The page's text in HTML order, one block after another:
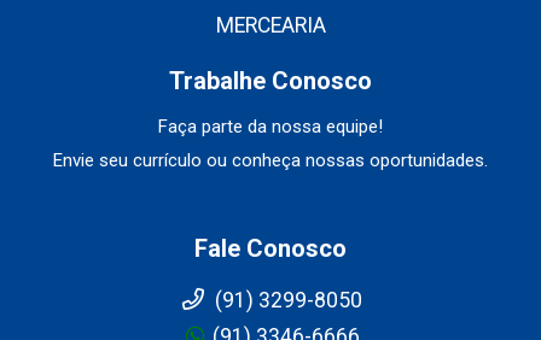
MERCEARIA
Trabalhe Conosco
Faça parte da nossa equipe!
Envie seu currículo ou conheça nossas oportunidades.
Fale Conosco
(91) 3299-8050